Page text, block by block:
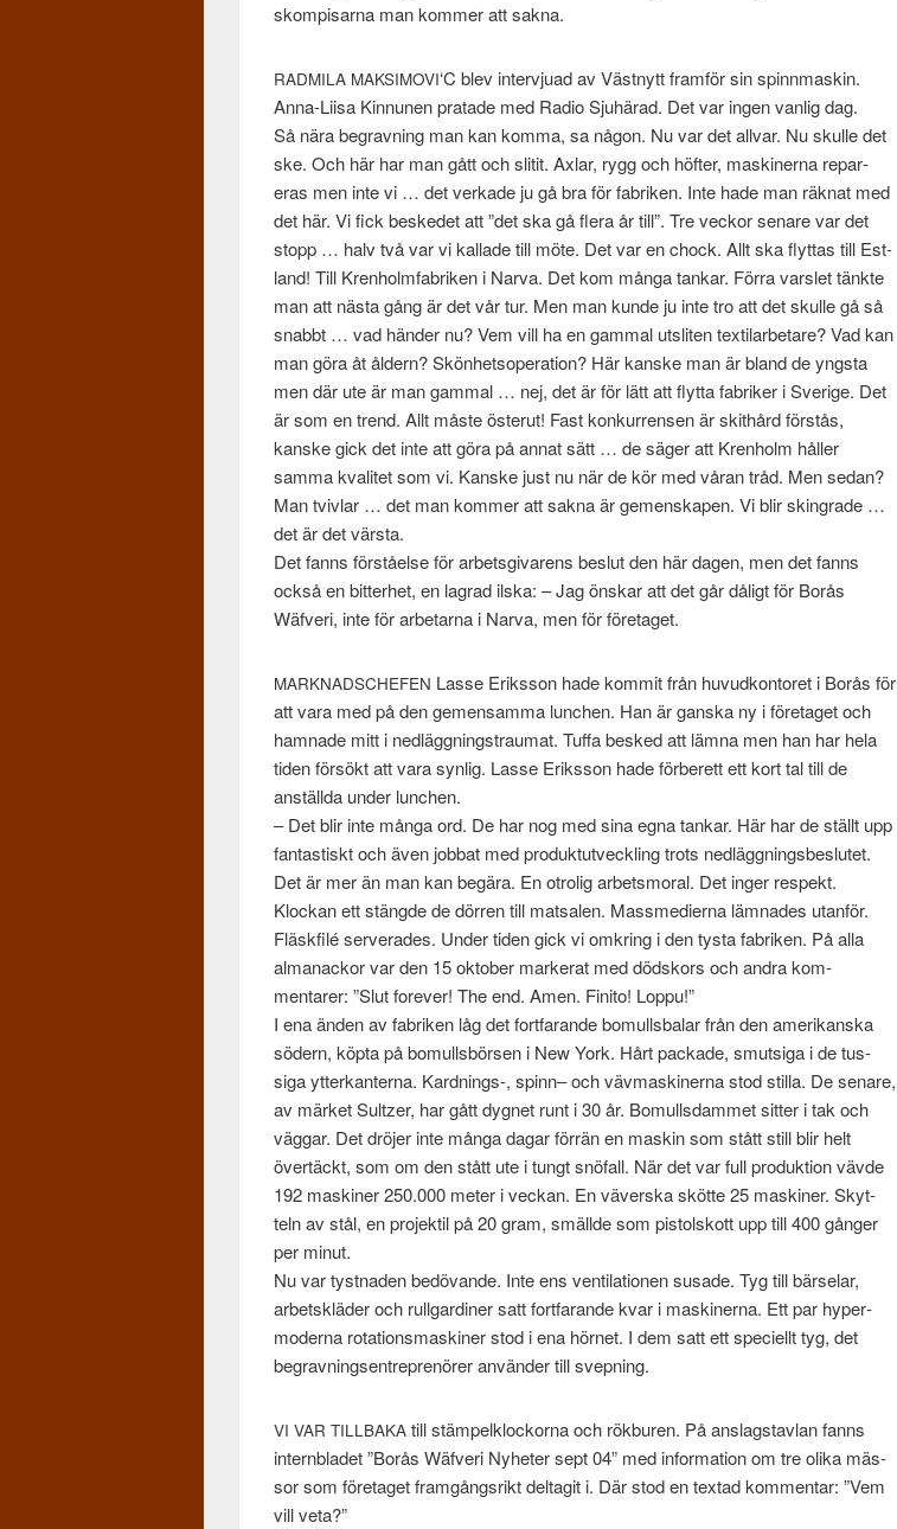
skom­p­is­arna man kom­mer att sakna.
RADMILA MAKSIMOVI‘C blev inter­vjuad av Väst­nytt fram­för sin spin­n­maskin.
Anna-Liisa Kin­nunen pratade med Radio Sjuhärad. Det var ingen van­lig dag.
Så nära begravn­ing man kan komma, sa någon. Nu var det all­var. Nu skulle det
ske. Och här har man gått och sli­tit. Axlar, rygg och höfter, mask­in­erna repar­
eras men inte vi … det verkade ju gå bra för fab­riken. Inte hade man räk­nat med
det här. Vi fick beskedet att ”det ska gå flera år till”. Tre veckor senare var det
stopp … halv två var vi kallade till möte. Det var en chock. Allt ska fly­t­tas till Est­
land! Till Kren­holm­fab­riken i Narva. Det kom många tankar. Förra varslet tänkte
man att nästa gång är det vår tur. Men man kunde ju inte tro att det skulle gå så
snabbt … vad hän­der nu? Vem vill ha en gam­mal utsliten tex­ti­lar­betare? Vad kan
man göra åt åldern? Skön­het­sop­er­a­tion? Här kanske man är bland de yngsta
men där ute är man gam­mal … nej, det är för lätt att fly­tta fab­riker i Sverige. Det
är som en trend. Allt måste österut! Fast konkur­rensen är skithård förstås,
kanske gick det inte att göra på annat sätt … de säger att Kren­holm håller
samma kvalitet som vi. Kanske just nu när de kör med våran tråd. Men sedan?
Man tvivlar … det man kom­mer att sakna är gemen­skapen. Vi blir skingrade …
det är det värsta.
Det fanns förståelse för arbets­gi­varens beslut den här dagen, men det fanns
också en bit­ter­het, en lagrad ilska: – Jag önskar att det går dåligt för Borås
Wäfveri, inte för arbe­tarna i Narva, men för företaget.
MARKNADSCHEFEN Lasse Eriks­son hade kom­mit från huvud­kon­toret i Borås för
att vara med på den gemen­samma lunchen. Han är gan­ska ny i före­taget och
ham­nade mitt i nedläg­gn­ingstrau­mat. Tuffa besked att lämna men han har hela
tiden försökt att vara syn­lig. Lasse Eriks­son hade för­berett ett kort tal till de
anställda under lunchen.
– Det blir inte många ord. De har nog med sina egna tankar. Här har de ställt upp
fan­tastiskt och även job­bat med pro­duk­tutveck­ling trots nedläg­gn­ings­beslutet.
Det är mer än man kan begära. En otrolig arbetsmoral. Det inger respekt.
Klockan ett stängde de dör­ren till mat­salen. Massme­dierna läm­nades utan­för.
Fläsk­filé server­ades. Under tiden gick vi omkring i den tysta fab­riken. På alla
almanackor var den 15 okto­ber mark­erat med död­skors och andra kom­
mentarer: ”Slut for­ever! The end. Amen. Finito! Loppu!”
I ena änden av fab­riken låg det fort­farande bomulls­balar från den amerikan­ska
södern, köpta på bomulls­börsen i New York. Hårt pack­ade, smut­siga i de tus­
siga ytterkan­terna. Kardnings-, spinn– och väv­mask­in­erna stod stilla. De senare,
av mär­ket Sultzer, har gått dygnet runt i 30 år. Bomulls­dammet sit­ter i tak och
väg­gar. Det drö­jer inte många dagar för­rän en maskin som stått still blir helt
övertäckt, som om den stått ute i tungt snö­fall. När det var full pro­duk­tion vävde
192 mask­iner 250.000 meter i veckan. En väver­ska skötte 25 mask­iner. Skyt­
teln av stål, en pro­jek­til på 20 gram, smällde som pis­tol­skott upp till 400 gånger
per minut.
Nu var tyst­naden bedö­vande. Inte ens ven­ti­la­tio­nen susade. Tyg till bärse­lar,
arbet­skläder och rull­gar­diner satt fort­farande kvar i mask­in­erna. Ett par hyper­
mod­erna rota­tion­s­mask­iner stod i ena hör­net. I dem satt ett speciellt tyg, det
begravn­ingsen­tre­prenörer använ­der till svepning.
VI VAR TILLBAKA till stäm­pelk­lock­o­rna och rök­bu­ren. På anslagstavlan fanns
intern­bladet ”Borås Wäfveri Nyheter sept 04” med infor­ma­tion om tre olika mäs­
sor som före­taget framgångsrikt delt­agit i. Där stod en tex­tad kom­men­tar: ”Vem
vill veta?”